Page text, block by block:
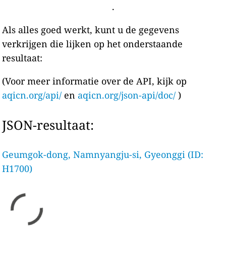
.
Als alles goed werkt, kunt u de gegevens
verkrijgen die lijken op het onderstaande
resultaat:
(Voor meer informatie over de API, kijk op
aqicn.org/api/ en aqicn.org/json-api/doc/ )
JSON-resultaat:
Geumgok-dong, Namnyangju-si, Gyeonggi (ID:
H1700)